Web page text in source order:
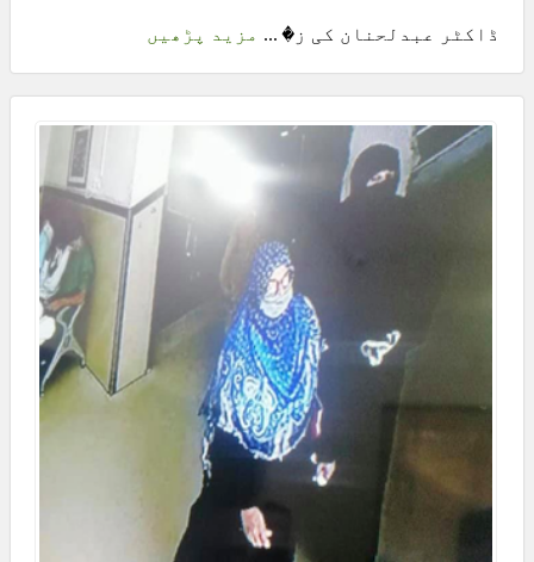
ڈاکٹر عبدلحنان کی ز� ... مزید پڑھیں